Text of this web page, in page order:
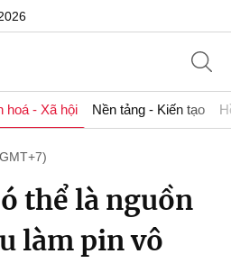
hoá - Xã hội Nền tảng - Kiến tạo
thể là nguồn
làm pin vô